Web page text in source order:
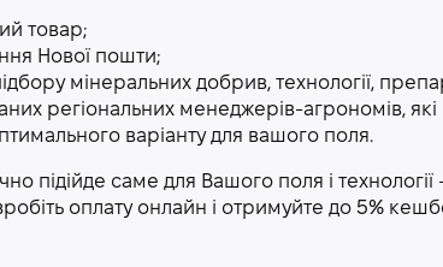
товар;
Нової пошти;
мінеральних добрив, технології,
регіональних менеджерів-агрономів, які
варіанту для вашого поля.
підійде саме для Вашого поля і
оплату онлайн і отримуйте до 5%